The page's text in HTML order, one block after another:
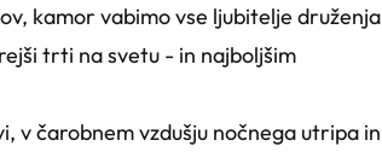
kamor vabimo vse ljubitelje druženja
trti na svetu - in najboljšim
v čarobnem vzdušju nočnega utripa in